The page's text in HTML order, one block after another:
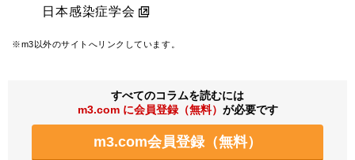
日本感染症学会
※m3以外のサイトへリンクしています。
すべてのコラムを読むには
m3.com に会員登録（無料） が必要です
m3.com会員登録（無料）